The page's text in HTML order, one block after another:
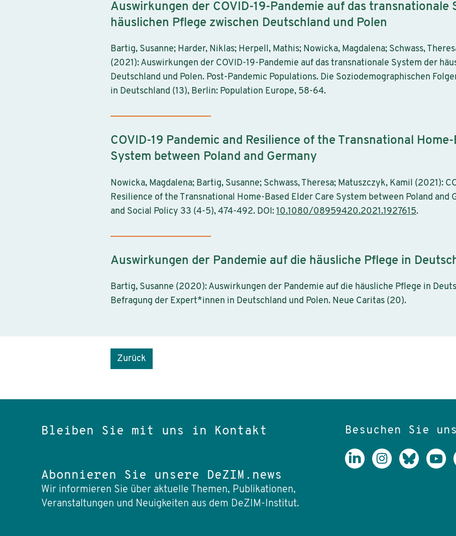
Auswirkungen der COVID-19-Pandemie auf das transnationale
häuslichen Pflege zwischen Deutschland und Polen
Bartig, Susanne; Harder, Niklas; Herpell, Mathis; Nowicka, Magdalena; Schwass,
(2021): Auswirkungen der COVID-19-Pandemie auf das transnationale System der
Deutschland und Polen. Post-Pandemic Populations. Die Soziodemographischen
in Deutschland (13), Berlin: Population Europe, 58-64.
COVID-19 Pandemic and Resilience of the Transnational
System between Poland and Germany
Nowicka, Magdalena; Bartig, Susanne; Schwass, Theresa; Matuszczyk, Kamil (2021):
Resilience of the Transnational Home-Based Elder Care System between Poland and
and Social Policy 33 (4-5), 474-492. DOI: 10.1080/08959420.2021.1927615.
Auswirkungen der Pandemie auf die häusliche Pflege in
Bartig, Susanne (2020): Auswirkungen der Pandemie auf die häusliche Pflege in
Befragung der Expert*innen in Deutschland und Polen. Neue Caritas (20).
Zurück
Bleiben Sie mit uns in Kontakt
Abonnieren Sie unsere DeZIM.news
Wir informieren Sie über aktuelle Themen, Publikationen,
Veranstaltungen und Neuigkeiten aus dem DeZIM-Institut.
Besuchen Sie